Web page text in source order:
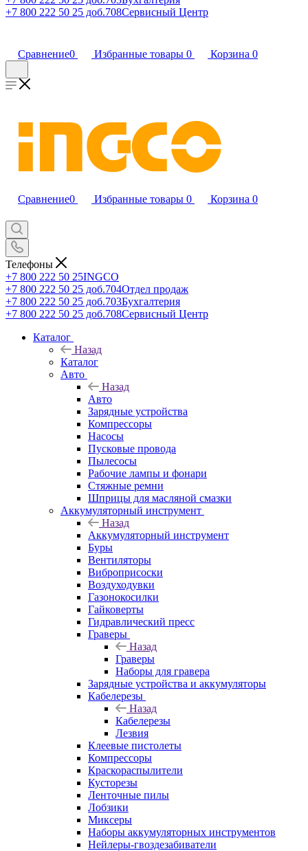
+7 800 222 50 25 доб.708Сервисный Центр
Сравнение0 Избранные товары 0 Корзина 0
Сравнение0 Избранные товары 0 Корзина 0
Телефоны
+7 800 222 50 25INGCO
+7 800 222 50 25 доб.704Отдел продаж
+7 800 222 50 25 доб.703Бухгалтерия
+7 800 222 50 25 доб.708Сервисный Центр
Каталог
Назад
Каталог
Авто
Назад
Авто
Зарядные устройства
Компрессоры
Насосы
Пусковые провода
Пылесосы
Рабочие лампы и фонари
Стяжные ремни
Шприцы для масляной смазки
Аккумуляторный инструмент
Назад
Аккумуляторный инструмент
Буры
Вентиляторы
Виброприсоски
Воздуходувки
Газонокосилки
Гайковерты
Гидравлический пресс
Граверы
Назад
Граверы
Наборы для гравера
Зарядные устройства и аккумуляторы
Кабелерезы
Назад
Кабелерезы
Лезвия
Клеевые пистолеты
Компрессоры
Краскораспылители
Кусторезы
Ленточные пилы
Лобзики
Миксеры
Наборы аккумуляторных инструментов
Нейлеры-гвоздезабиватели